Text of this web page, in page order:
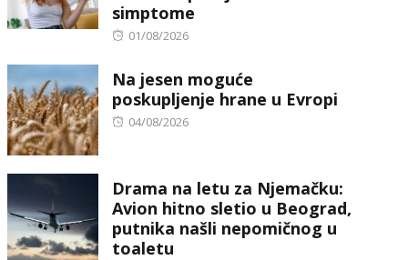
simptome
Posted
01/08/2026
Na jesen moguće
poskupljenje hrane u Evropi
Posted
04/08/2026
Drama na letu za Njemačku:
Avion hitno sletio u Beograd,
putnika našli nepomičnog u
toaletu